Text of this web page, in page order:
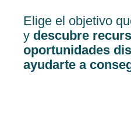
Elige el objetivo
y descubre
oportunidades
ayudarte a